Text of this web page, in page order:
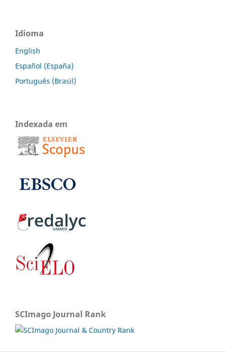
Idioma
English
Español (España)
Português (Brasil)
Indexada em
SCImago Journal Rank